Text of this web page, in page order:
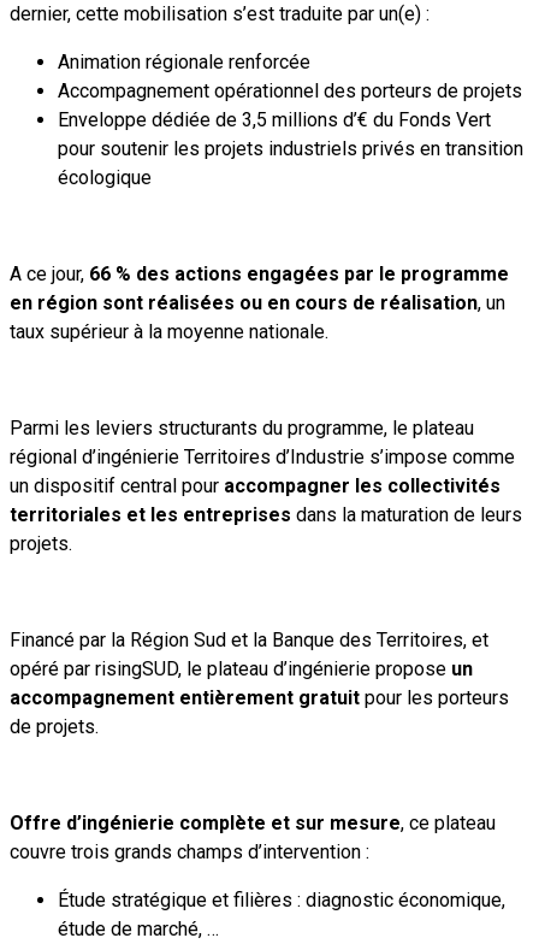
dernier, cette mobilisation s’est traduite par un(e) :
Animation régionale renforcée
Accompagnement opérationnel des porteurs de projets
Enveloppe dédiée de 3,5 millions d’€ du Fonds Vert
pour soutenir les projets industriels privés en transition
écologique
A ce jour, 66 % des actions engagées par le programme
en région sont réalisées ou en cours de réalisation, un
taux supérieur à la moyenne nationale.
Parmi les leviers structurants du programme, le plateau
régional d’ingénierie Territoires d’Industrie s’impose comme
un dispositif central pour accompagner les collectivités
territoriales et les entreprises dans la maturation de leurs
projets.
Financé par la Région Sud et la Banque des Territoires, et
opéré par risingSUD, le plateau d’ingénierie propose un
accompagnement entièrement gratuit pour les porteurs
de projets.
Offre d’ingénierie complète et sur mesure, ce plateau
couvre trois grands champs d’intervention :
Étude stratégique et filières : diagnostic économique,
étude de marché, …